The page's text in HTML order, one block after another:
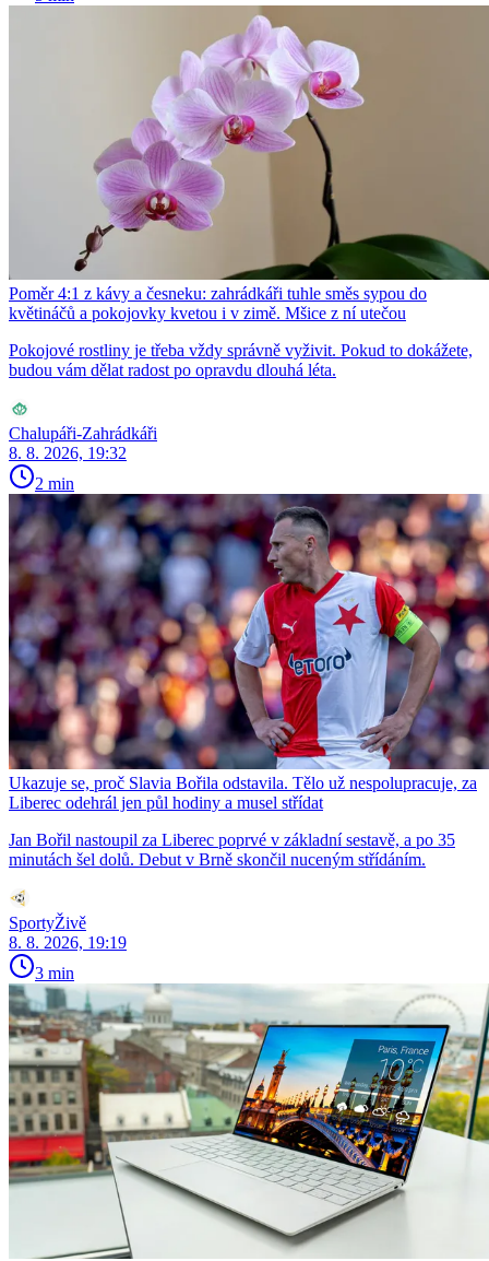
Poměr 4:1 z kávy a česneku: zahrádkáři tuhle směs sypou do
květináčů a pokojovky kvetou i v zimě. Mšice z ní utečou
Pokojové rostliny je třeba vždy správně vyživit. Pokud to dokážete,
budou vám dělat radost po opravdu dlouhá léta.
Chalupáři-Zahrádkáři
8. 8. 2026, 19:32
2 min
Ukazuje se, proč Slavia Bořila odstavila. Tělo už nespolupracuje, za
Liberec odehrál jen půl hodiny a musel střídat
Jan Bořil nastoupil za Liberec poprvé v základní sestavě, a po 35
minutách šel dolů. Debut v Brně skončil nuceným střídáním.
SportyŽivě
8. 8. 2026, 19:19
3 min